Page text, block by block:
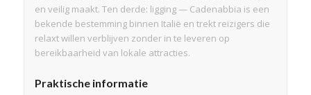
en veilig maakt. Ten derde: ligging — Cadenabbia is een
bekende bestemming binnen Italië en trekt reizigers die
relaxt willen verblijven zonder in te leveren op
bereikbaarheid van lokale attracties.
Praktische informatie